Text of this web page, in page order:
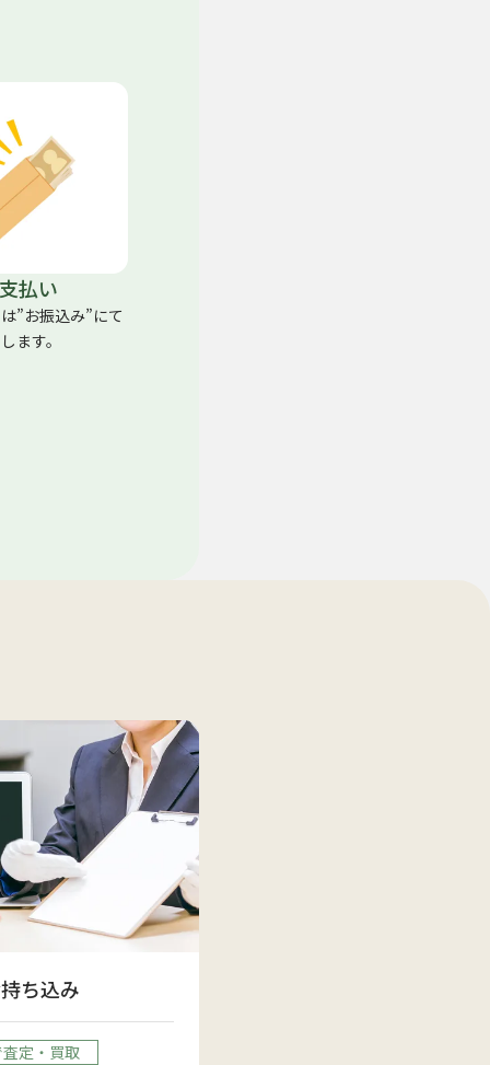
払い
”お振込み”にて
ます。
ち込み
定・買取